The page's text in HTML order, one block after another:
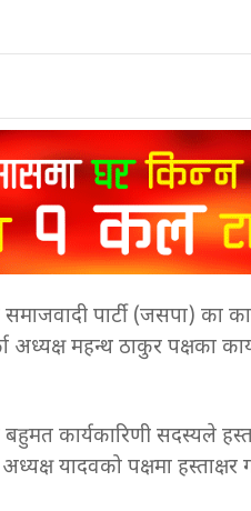
पार्टी (जसपा) का
अध्यक्ष महन्थ ठाकुर पक्षका
बहुमत कार्यकारिणी सदस्यले
यादवको पक्षमा हस्ताक्षर